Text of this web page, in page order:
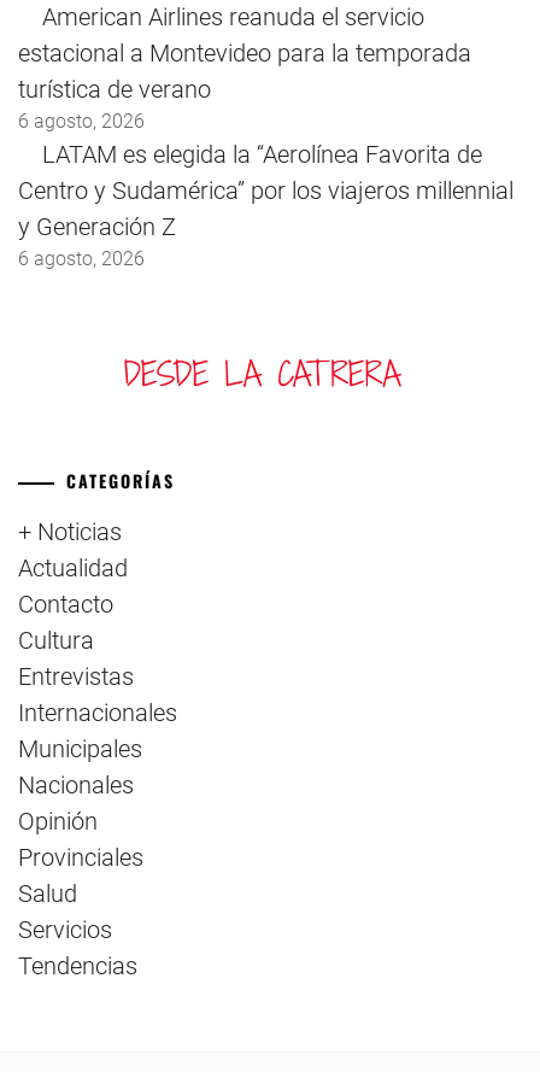
American Airlines reanuda el servicio
estacional a Montevideo para la temporada
turística de verano
6 agosto, 2026
LATAM es elegida la “Aerolínea Favorita de
Centro y Sudamérica” por los viajeros millennial
y Generación Z
6 agosto, 2026
CATEGORÍAS
+ Noticias
Actualidad
Contacto
Cultura
Entrevistas
Internacionales
Municipales
Nacionales
Opinión
Provinciales
Salud
Servicios
Tendencias